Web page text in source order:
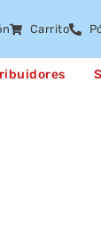
Carrito